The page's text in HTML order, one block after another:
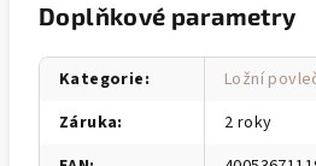
Doplňkové parametry
Kategorie:
Ložní
Záruka:
2 roky